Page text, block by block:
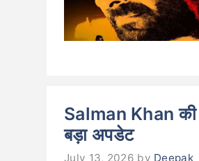
Salman Khan की
बड़ा अपडेट
July 13, 2026 by Deepak